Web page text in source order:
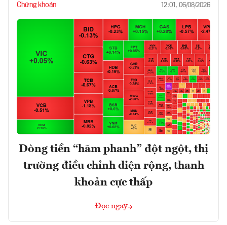
Chứng khoán 12:01, 06/08/2026
Dòng tiền “hãm phanh” đột ngột, thị
trường điều chỉnh diện rộng, thanh
khoản cực thấp
Đọc ngay